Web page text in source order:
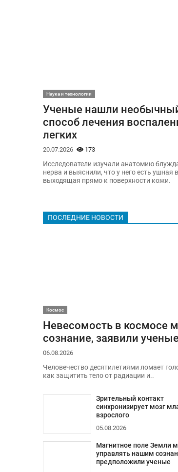
Наука и технологии
Ученые нашли
способ лечения
легких
20.07.2026 173
Исследователи изучали анатомию
нерва и выяснили, что у него есть ушная
выходящая прямо к поверхности кожи.
ПОСЛЕДНИЕ НОВОСТИ
Космос
Невесомость в космосе
сознание, заявили
06.08.2026
Человечество десятилетиями ломает
как защитить тело от радиации и..
Зрительный контакт
синхронизирует мозг
взрослого
05.08.2026
Магнитное поле Земли
управлять нашим
предположили ученые